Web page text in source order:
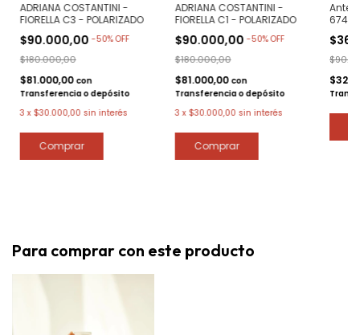
ADRIANA COSTANTINI -
FIORELLA C3 - POLARIZADO
$90.000,00-50%OFF
$180.000,00
$81.000,00 con
Transferencia o depósito
3 x $30.000,00 sin interés
ADRIANA COSTANTINI -
FIORELLA C1 - POLARIZADO
$90.000,00-50%OFF
$180.000,00
$81.000,00 con
Transferencia o depósito
3 x $30.000,00 sin interés
6744
Para comprar con este producto